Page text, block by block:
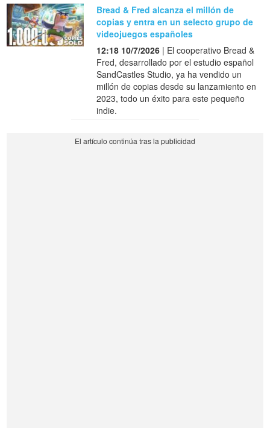
Bread & Fred alcanza el millón de
copias y entra en un selecto grupo de
videojuegos españoles
12:18 10/7/2026 | El cooperativo Bread &
Fred, desarrollado por el estudio español
SandCastles Studio, ya ha vendido un
millón de copias desde su lanzamiento en
2023, todo un éxito para este pequeño
indie.